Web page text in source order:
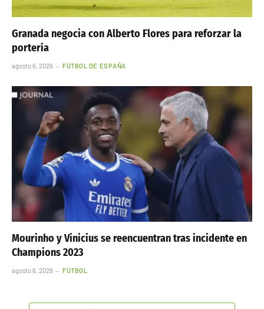
Granada negocia con Alberto Flores para reforzar la
portería
agosto 6, 2026 FÚTBOL DE ESPAÑA
Mourinho y Vinicius se reencuentran tras incidente en
Champions 2023
agosto 6, 2026 FÚTBOL